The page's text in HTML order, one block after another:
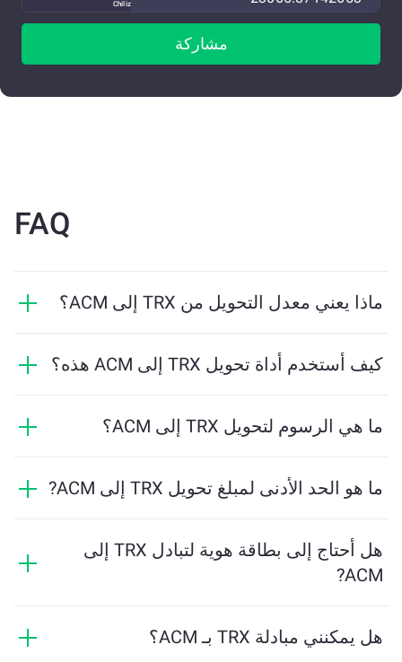
Chiliz
مشاركة
FAQ
ماذا يعني معدل التحويل من TRX إلى ACM؟
يتقلب هذا المعدل بناءً على ظروف السوق والعرض والطلب
كيف أستخدم أداة تحويل TRX إلى ACM هذه؟
الأداة بحساب الكمية التقديرية من ACM التي ستستلمها. ثم
ما هي الرسوم لتحويل TRX إلى ACM؟
السوق. تقدم ChangeNOW أسعارًا تنافسية دون رسومما هو الحد الأدنى لمبلغ تحويل TRX إلى ACM?
النظام الأساسي بحساب المبلغ الأدنى المطلوب لضمان
إجراء المعاملة بسلاسة. ولكن في معظم الحالات، يكون
هل أحتاج إلى بطاقة هوية لتبادل TRX إلى
ACM?
يجعل العملية سريعة ومجهولة. ومع ذلك، إذا قمت بتسجيل
هل يمكنني مبادلة TRX بـ ACM؟